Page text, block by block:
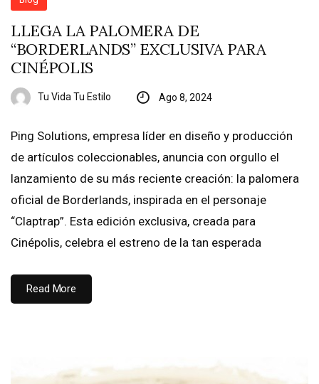
LLEGA LA PALOMERA DE
“BORDERLANDS” EXCLUSIVA PARA
CINÉPOLIS
Tu Vida Tu Estilo Ago 8, 2024
Ping Solutions, empresa líder en diseño y producción
de artículos coleccionables, anuncia con orgullo el
lanzamiento de su más reciente creación: la palomera
oficial de Borderlands, inspirada en el personaje
“Claptrap”. Esta edición exclusiva, creada para
Cinépolis, celebra el estreno de la tan esperada
Read More